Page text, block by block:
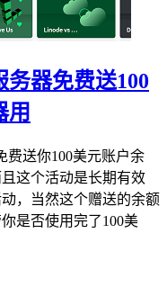
务器免费送100
用
费送你100美元账户余
这个活动是长期有效
，当然这个赠送的余额
是否使用完了100美